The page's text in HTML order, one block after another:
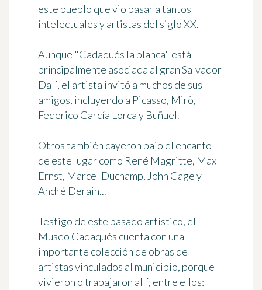
este pueblo que vio pasar a tantos
intelectuales y artistas del siglo XX.
Aunque "Cadaqués la blanca" está
principalmente asociada al granSalvador
Dalí, el artista invitó a muchos de sus
amigos, incluyendo a Picasso, Mirò,
Federico García Lorca y Buñuel.
Otros también cayeron bajo el encanto
de este lugar como René Magritte, Max
Ernst, Marcel Duchamp, John Cage y
André Derain...
Testigo de este pasado artístico, el
Museo Cadaqués cuenta con una
importante colección de obras de
artistas vinculados al municipio, porque
vivieron o trabajaron allí, entre ellos: